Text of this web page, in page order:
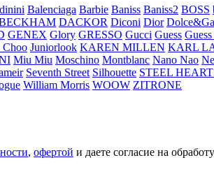
Balenciaga Barbie Baniss Baniss2 BOSS
DACKOR Diconi Dior
GENEX Glory GRESSO Gucci Guess
Choo Juniorlook KAREN MILLEN KARL
Miu Miu Moschino Montblanc Nano Nao
Seventh Street Silhouette STEEL
William Morris WOOW ZITRONE
, офертой и даете согласие на